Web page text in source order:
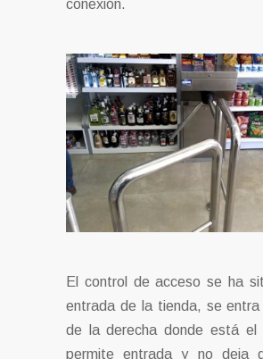
conexión.
El control de acceso se ha
entrada de la tienda, se
de la derecha donde está el
permite entrada y no deja